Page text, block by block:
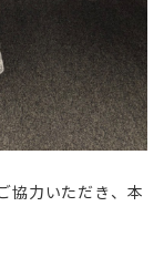
協力いただき、本